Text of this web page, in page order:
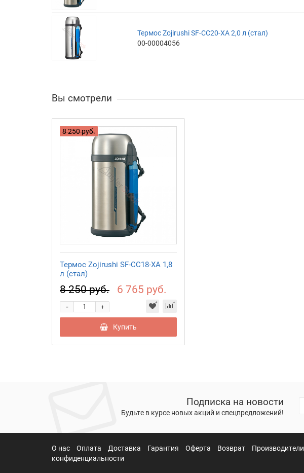
Термос Zojirushi SF-CC20-XA 2,0 л (стал)
00-00004056
Вы смотрели
8 250 руб.
Термос Zojirushi SF-CC18-XA 1,8
л (стал)
8 250 руб. 6 765 руб.
+
-
Купить
Подписка на новости
Будьте в курсе новых акций и спецпредложений!
О нас Оплата Доставка Гарантия Оферта Возврат Производители
конфиденциальности